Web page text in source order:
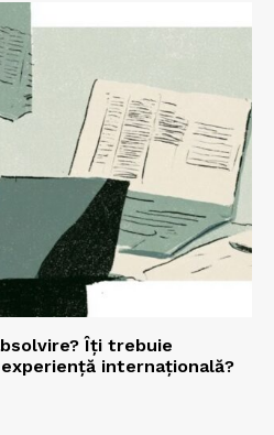
Îți trebuie
internațională?